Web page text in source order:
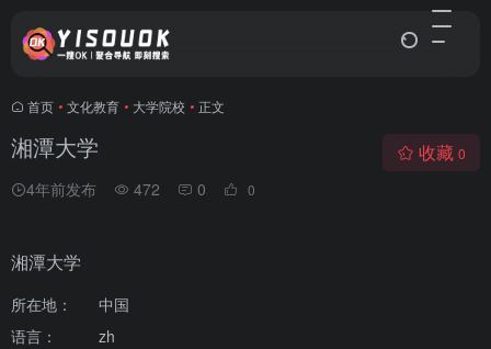
首页 • 文化教育 • 大学院校 • 正文
湘潭大学
4年前发布 472 0 0
收藏 0
湘潭大学
所在地：
中国
语言：
zh